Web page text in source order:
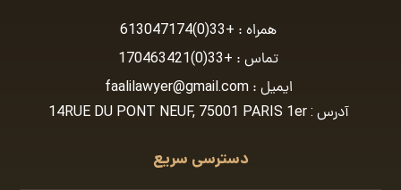
همراه : +33(0)613047174
تماس : +33(0)170463421
ایمیل :faalilawyer@gmail.com
آدرس : 14RUE DU PONT NEUF, 75001 PARIS 1er
دسترسی سریع